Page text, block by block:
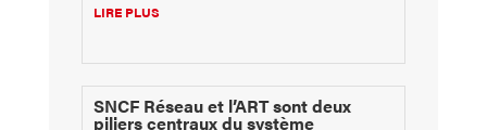
LIRE PLUS
SNCF Réseau et l’ART sont deux
piliers centraux du système